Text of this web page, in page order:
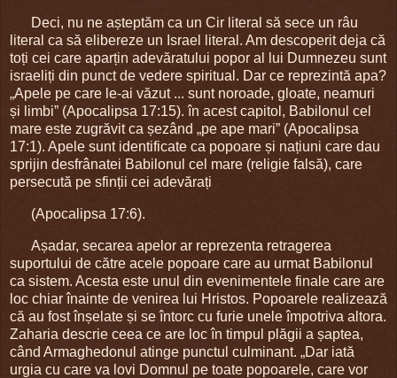
Deci, nu ne așteptăm ca un Cir literal să sece un râu
literal ca să elibereze un Israel literal. Am descoperit deja că
toți cei care aparțin adevăratului popor al lui Dumnezeu sunt
israeliți din punct de vedere spiritual. Dar ce reprezintă apa?
„Apele pe care le-ai văzut ... sunt noroade, gloate, neamuri
și limbi” (Apocalipsa 17:15). în acest capitol, Babilonul cel
mare este zugrăvit ca șezând „pe ape mari” (Apocalipsa
17:1). Apele sunt identificate ca popoare și națiuni care dau
sprijin desfrânatei Babilonul cel mare (religie falsă), care
persecută pe sfinții cei adevărați
(Apocalipsa 17:6).
Așadar, secarea apelor ar reprezenta retragerea
suportului de către acele popoare care au urmat Babilonul
ca sistem. Acesta este unul din evenimentele finale care are
loc chiar înainte de venirea lui Hristos. Popoarele realizează
că au fost înșelate și se întorc cu furie unele împotriva altora.
Zaharia descrie ceea ce are loc în timpul plăgii a șaptea,
când Armaghedonul atinge punctul culminant. „Dar iată
urgia cu care va lovi Domnul pe toate popoarele, care vor